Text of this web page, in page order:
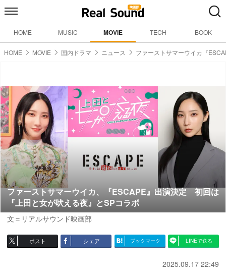
HOME MUSIC MOVIE TECH BOOK
HOME MOVIE 国内ドラマ ニュース ファーストサマーウイカ『
ファーストサマーウイカ、『ESCAPE』出演決定 初回は
『上田と女が吠える夜』とSPコラボ
文＝リアルサウンド映画部
ポスト シェア ブックマーク LINEで送る
2025.09.17 22:49